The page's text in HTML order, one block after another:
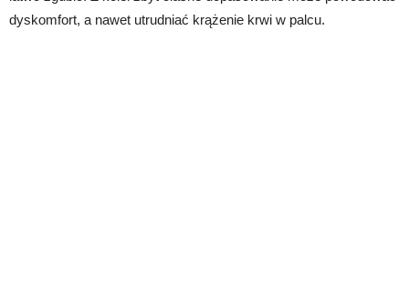
dyskomfort, a nawet utrudniać krążenie krwi w palcu.